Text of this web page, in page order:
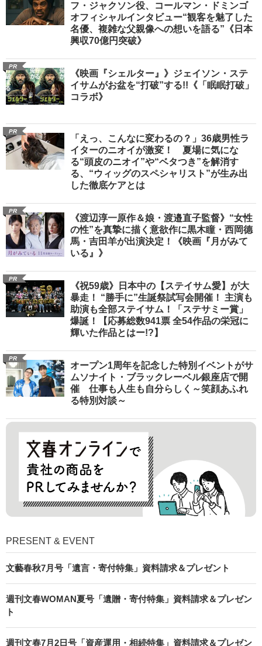
フ・ジャクソン役、コールマン・ドミンゴ
オフィシャルインタビュー“観客を魅了した
名優、複雑な父親像への想いを語る”《日本
興収70億円突破》
PR
《映画『シェルター』》ジェイソン・ステ
イサムがお盆を“打破”する!!《「眠眠打破」
コラボ》
PR
「えっ、こんなに変わるの？」36歳男性ラ
イターのニオイが激変！ 夏場に気にな
る“頭皮のニオイ”や“ベタつき”を解消す
る、“ウィッグのスペシャリスト”が生み出
した徹底ケアとは
PR
《渡辺淳一原作＆娘・渡邉直子監督》“女性
の性”を真摯に描く意欲作に黒木瞳・西岡德
馬・吉田羊が出演決定！《映画『月がみて
いる』》
PR
《祝59歳》日本中の【ステイサム愛】が大
暴走！ “勝手に”生誕祭試写会開催！ 主演も
助演も全部ステイサム！「ステサミー賞」
爆誕！【応募総数941票 全54作品の栄冠に
輝いた作品とはー!?】
PR
オープン1周年を記念した特別イベントがサ
ムソナイト・ブラックレーベル銀座店で開
催 仕事も人生も自分らしく～笑顔あふれ
る特別対談～
PRESENT & EVENT
文藝春秋7月号「遺言・寄付特集」資料請求＆プレゼント
週刊文春WOMAN夏号「遺贈・寄付特集」資料請求＆プレゼン
ト
週刊文春7月2日号「資産運用・相続特集」資料請求＆プレゼン